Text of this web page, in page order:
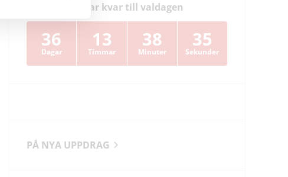
Dagar kvar till valdagen
36
Dagar
13
Timmar
38
Minuter
34
Sekunder
PÅ NYA UPPDRAG